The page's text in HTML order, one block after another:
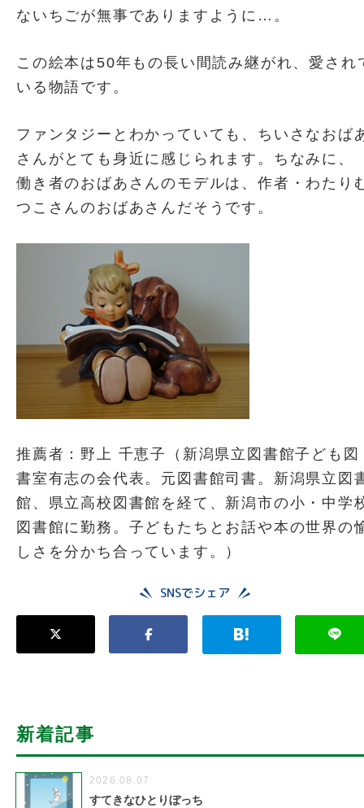
ないちごが無事でありますように…。
この絵本は50年もの長い間読み継がれ、愛され
いる物語です。
ファンタジーとわかっていても、ちいさなおば
さんがとても身近に感じられます。ちなみに、
働き者のおばあさんのモデルは、作者・わたり
つこさんのおばあさんだそうです。
推薦者：野上 千恵子（新潟県立図書館子ども図
書室有志の会代表。元図書館司書。新潟県立図
館、県立高校図書館を経て、新潟市の小・中学
図書館に勤務。子どもたちとお話や本の世界の
しさを分かち合っています。）
SNSでシェア
新着記事
2026.08.07
すてきなひとりぼっち